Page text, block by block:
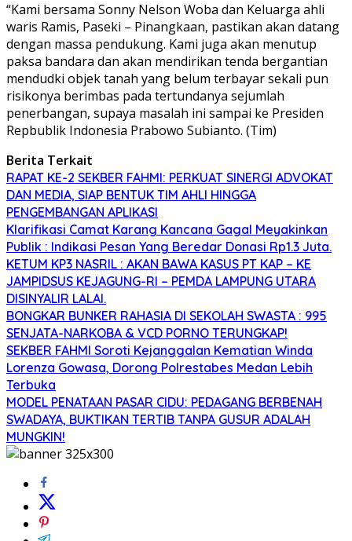
“Kami bersama Sonny Nelson Woba dan Keluarga ahli
waris Ramis, Paseki – Pinangkaan, pastikan akan datang
dengan massa pendukung. Kami juga akan menutup
paksa bandara dan akan mendirikan tenda bergantian
mendudki objek tanah yang belum terbayar sekali pun
risikonya berimbas pada tertundanya sejumlah
penerbangan, supaya masalah ini sampai ke Presiden
Repbublik Indonesia Prabowo Subianto. (Tim)
Berita Terkait
RAPAT KE-2 SEKBER FAHMI: PERKUAT SINERGI ADVOKAT
DAN MEDIA, SIAP BENTUK TIM AHLI HINGGA
PENGEMBANGAN APLIKASI
Klarifikasi Camat Karang Kancana Gagal Meyakinkan
Publik : Indikasi Pesan Yang Beredar Donasi Rp1.3 Juta.
KETUM KP3 NASRIL : AKAN BAWA KASUS PT KAP – KE
JAMPIDSUS KEJAGUNG-RI – PEMDA LAMPUNG UTARA
DISINYALIR LALAI.
BONGKAR BUNKER RAHASIA DI SEKOLAH SWASTA : 995
SENJATA-NARKOBA & VCD PORNO TERUNGKAP!
SEKBER FAHMI Soroti Kejanggalan Kematian Winda
Lorenza Gowasa, Dorong Polrestabes Medan Lebih
Terbuka
MODEL PENATAAN PASAR CIDU: PEDAGANG BERBENAH
SWADAYA, BUKTIKAN TERTIB TANPA GUSUR ADALAH
MUNGKIN!